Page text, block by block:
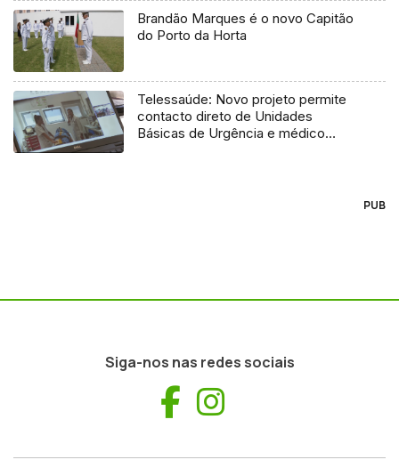
Brandão Marques é o novo Capitão
do Porto da Horta
Telessaúde: Novo projeto permite
contacto direto de Unidades
Básicas de Urgência e médico
PUB
Siga-nos nas redes sociais
Facebook